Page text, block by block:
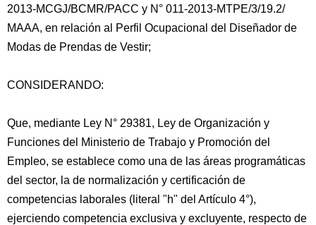
2013-MCGJ/BCMR/PACC y N° 011-2013-MTPE/3/19.2/
MAAA, en relación al Perfil Ocupacional del Diseñador de
Modas de Prendas de Vestir;
CONSIDERANDO:
Que, mediante Ley N° 29381, Ley de Organización y
Funciones del Ministerio de Trabajo y Promoción del
Empleo, se establece como una de las áreas programáticas
del sector, la de normalización y certificación de
competencias laborales (literal "h" del Artículo 4°),
ejerciendo competencia exclusiva y excluyente, respecto de